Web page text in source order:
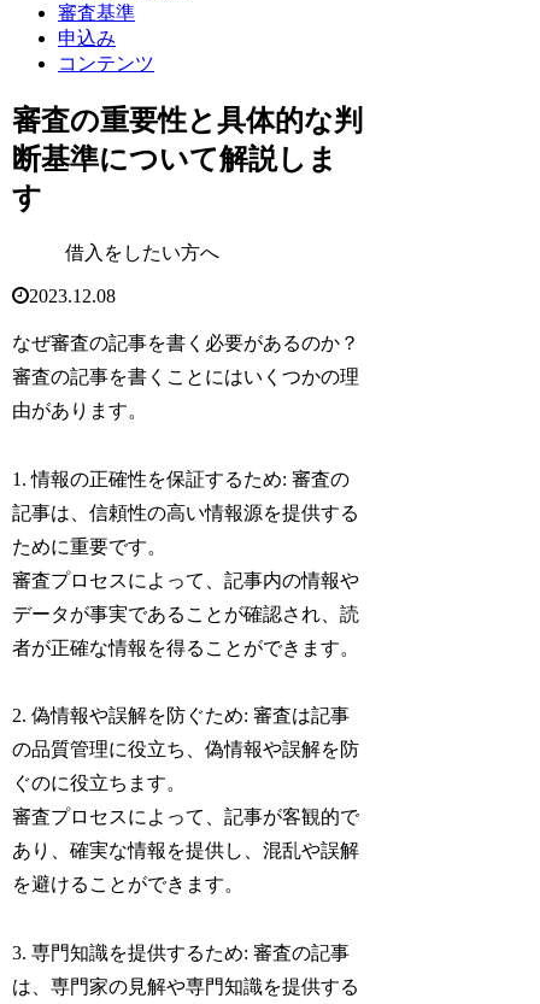
審査基準
申込み
コンテンツ
審査の重要性と具体的な判
断基準について解説しま
す
借入をしたい方へ
2023.12.08
なぜ審査の記事を書く必要があるのか？
審査の記事を書くことにはいくつかの理
由があります。
1. 情報の正確性を保証するため: 審査の
記事は、信頼性の高い情報源を提供する
ために重要です。
審査プロセスによって、記事内の情報や
データが事実であることが確認され、読
者が正確な情報を得ることができます。
2. 偽情報や誤解を防ぐため: 審査は記事
の品質管理に役立ち、偽情報や誤解を防
ぐのに役立ちます。
審査プロセスによって、記事が客観的で
あり、確実な情報を提供し、混乱や誤解
を避けることができます。
3. 専門知識を提供するため: 審査の記事
は、専門家の見解や専門知識を提供する